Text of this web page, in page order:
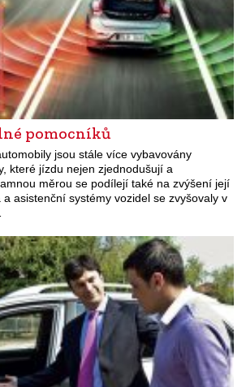
pomocníků
jsou stále více vybavovány
které jízdu nejen zjednodušují a
měrou se podílejí také na zvýšení její
a asistenční systémy vozidel se zvyšovaly v